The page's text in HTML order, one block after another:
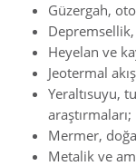
Güzergah,
Depremsellik,
Heyelan ve
Jeotermal
Yeraltısuyu,
araştırmaları;
Mermer,
Metalik ve